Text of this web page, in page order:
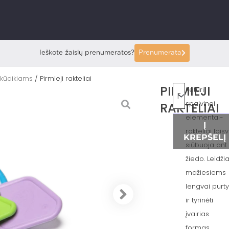
Ieškote žaislų prenumeratos? Prenumerata
/ Pirmieji rakteliai
PIRMIEJI
RAKTELIAI
Į
KREPŠELĮ
Keturi
spalvingi
elementai-
rakteliai
siūbuoja ant
žiedo. Leidžia
mažiesiems
lengvai
ir tyrinėti
įvairias